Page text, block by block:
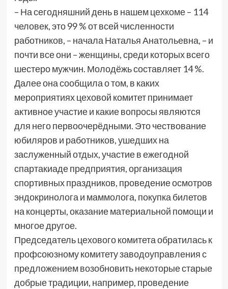
– На сегодняшний день в нашем цехкоме – 114
человек, это 99 % от всей численности
работников, – начала Наталья Анатольевна, – и
почти все они – женщины, среди которых всего
шестеро мужчин. Молодёжь составляет 14 %.
Далее она сообщила о том, в каких
мероприятиях цеховой комитет принимает
активное участие и какие вопросы являются
для него первоочерёдными. Это чествование
юбиляров и работников, ушедших на
заслуженный отдых, участие в ежегодной
спартакиаде предприятия, организация
спортивных праздников, проведение осмотров
эндокринолога и маммолога, покупка билетов
на концерты, оказание материальной помощи и
многое другое.
Председатель цехового комитета обратилась к
профсоюзному комитету заводоуправления с
предложением возобновить некоторые старые
добрые традиции, например, проведение